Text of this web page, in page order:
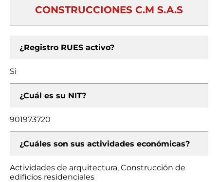
CONSTRUCCIONES C.M S.A.S
¿Registro RUES activo?
Si
¿Cuál es su NIT?
901973720
¿Cuáles son sus actividades económicas?
Actividades de arquitectura, Construcción de
edificios residenciales